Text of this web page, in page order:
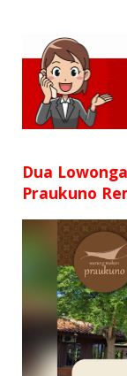
Dua
Praukuno